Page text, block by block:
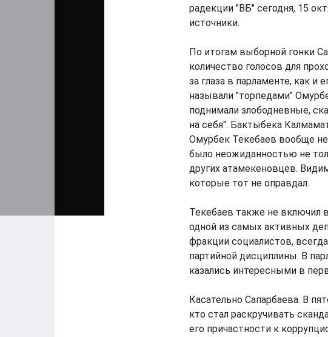
радекции "ВБ" сегодня, 15
источники.
По итогам выборной гонки
количество голосов для
за глаза в парламенте, как и
называли "торпедами"
поднимали злободневные,
на себя". Бактыбека
Омурбек Текебаев вообще
было неожиданностью не
других атамекеновцев.
которые тот не оправдал.
Текебаев также не включил
одной из самых активных
фракции социалистов,
партийной дисциплины. В
казались интересными в
Касательно Сапарбаева. В
кто стал раскручивать
его причастности к